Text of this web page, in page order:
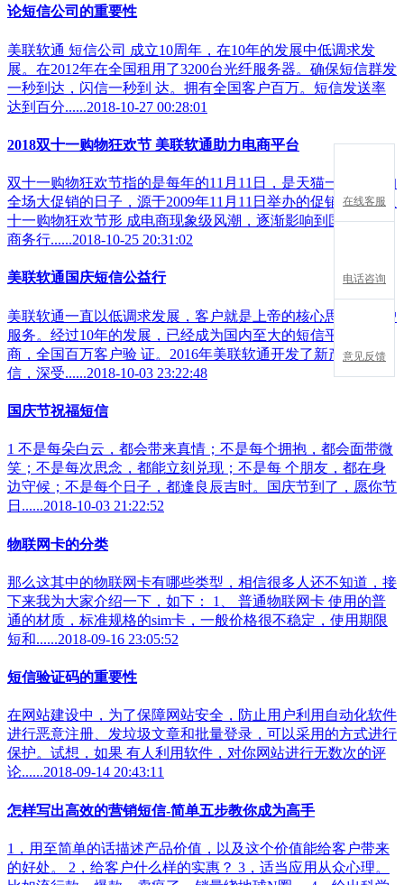
论短信公司的重要性
美联软通 短信公司 成立10周年，在10年的发展中低调求发
展。在2012年在全国租用了3200台光纤服务器。确保短信群发
一秒到达，闪信一秒到 达。拥有全国客户百万。短信发送率
达到百分......2018-10-27 00:28:01
2018双十一购物狂欢节 美联软通助力电商平台
双十一购物狂欢节指的是每年的11月11日，是天猫一年一度的
全场大促销的日子，源于2009年11月11日举办的促销活动。双
十一购物狂欢节形 成电商现象级风潮，逐渐影响到国际电子
商务行......2018-10-25 20:31:02
美联软通国庆短信公益行
美联软通一直以低调求发展，客户就是上帝的核心思想为客户
服务。经过10年的发展，已经成为国内至大的短信平台服务
商，全国百万客户验 证。2016年美联软通开发了新产品闪
信，深受......2018-10-03 23:22:48
国庆节祝福短信
1 不是每朵白云，都会带来真情；不是每个拥抱，都会面带微
笑；不是每次思念，都能立刻兑现；不是每 个朋友，都在身
边守候；不是每个日子，都逢良辰吉时。国庆节到了，愿你节
日......2018-10-03 21:22:52
物联网卡的分类
那么这其中的物联网卡有哪些类型，相信很多人还不知道，接
下来我为大家介绍一下，如下： 1、 普通物联网卡 使用的普
通的材质，标准规格的sim卡，一般价格很不稳定，使用期限
短和......2018-09-16 23:05:52
短信验证码的重要性
在网站建设中，为了保障网站安全，防止用户利用自动化软件
进行恶意注册、发垃圾文章和批量登录，可以采用的方式进行
保护。试想，如果 有人利用软件，对你网站进行无数次的评
论......2018-09-14 20:43:11
怎样写出高效的营销短信-简单五步教你成为高手
1，用至简单的话描述产品价值，以及这个价值能给客户带来
的好处。 2，给客户什么样的实惠？ 3，适当应用从众心理。
在线客服
电话咨询
意见反馈